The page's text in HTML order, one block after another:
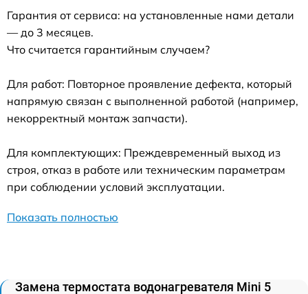
Гарантия от сервиса: на установленные нами детали
— до 3 месяцев.
Что считается гарантийным случаем?
Для работ: Повторное проявление дефекта, который
напрямую связан с выполненной работой (например,
некорректный монтаж запчасти).
Для комплектующих: Преждевременный выход из
строя, отказ в работе или техническим параметрам
при соблюдении условий эксплуатации.
Показать полностью
Замена термостата водонагревателя Mini 5